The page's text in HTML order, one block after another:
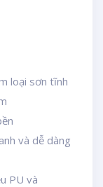
loại sơn tĩnh
và dễ dàng
PU và